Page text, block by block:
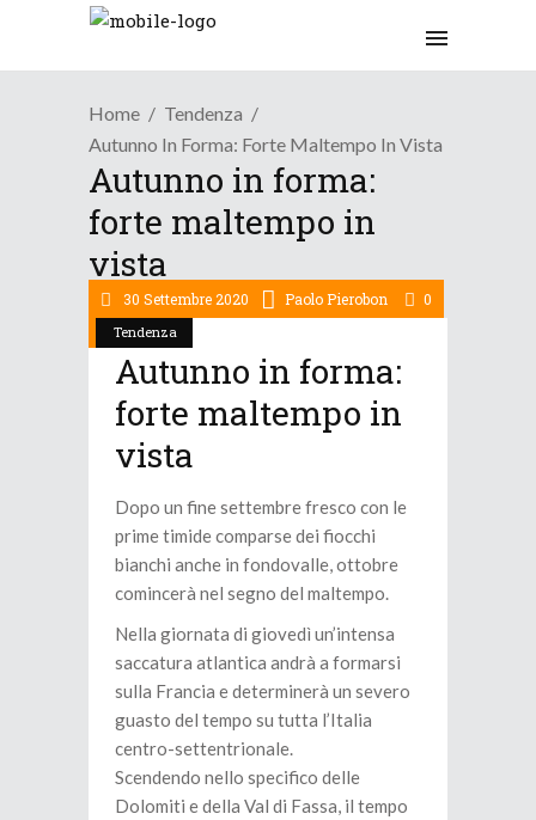
Home
Tendenza
Autunno In Forma: Forte Maltempo In Vista
Autunno in forma:
forte maltempo in
vista
Tendenza
30 Settembre 2020 Paolo Pierobon 0
Autunno in forma:
forte maltempo in
vista
Dopo un fine settembre fresco con le
prime timide comparse dei fiocchi
bianchi anche in fondovalle, ottobre
comincerà nel segno del maltempo.
Nella giornata di giovedì un’intensa
saccatura atlantica andrà a formarsi
sulla Francia e determinerà un severo
guasto del tempo su tutta l’Italia
centro-settentrionale.
Scendendo nello specifico delle
Dolomiti e della Val di Fassa, il tempo